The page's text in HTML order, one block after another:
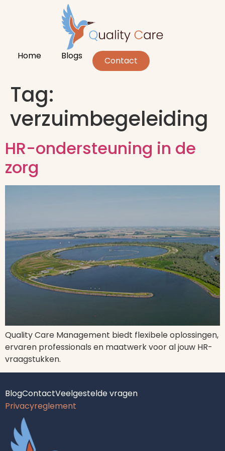
Home Blogs Contact
Tag:
verzuimbegeleiding
HR-ondersteuning in de
zorg
Quality Care Management biedt flexibele oplossingen,
ervaren professionals en maatwerk voor al jouw HR-
vraagstukken.
BlogContactVeelgestelde vragen
Privacyreglement